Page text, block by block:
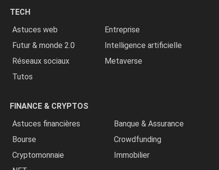
TECH
Astuces web
Entreprise
Futur & monde 2.0
Intelligence artificielle
Réseaux sociaux
Metaverse
Tutos
FINANCE & CRYPTOS
Astuces financières
Banque & Assurance
Bourse
Crowdfunding
Cryptomonnaie
Immobilier